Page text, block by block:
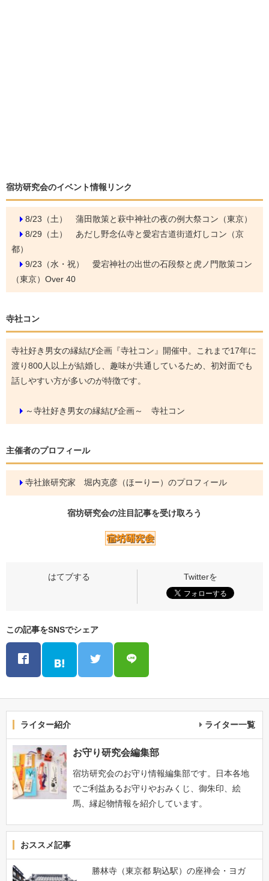
宿坊研究会のイベント情報リンク
8/23（土） 蒲田散策と萩中神社の夜の例大祭コン（東京）
8/29（土） あだし野念仏寺と愛宕古道街道灯しコン（京
都）
9/23（水・祝） 愛宕神社の出世の石段祭と虎ノ門散策コン
（東京）Over 40
寺社コン
寺社好き男女の縁結び企画『寺社コン』開催中。これまで17年に
渡り800人以上が結婚し、趣味が共通しているため、初対面でも
話しやすい方が多いのが特徴です。
～寺社好き男女の縁結び企画～ 寺社コン
主催者のプロフィール
寺社旅研究家 堀内克彦（ほーりー）のプロフィール
宿坊研究会の注目記事を受け取ろう
この記事をSNSでシェア
ライター紹介 ライター一覧
お守り研究会編集部
宿坊研究会のお守り情報編集部です。日本各地
でご利益あるお守りやおみくじ、御朱印、絵
馬、縁起物情報を紹介しています。
おススメ記事
勝林寺（東京都 駒込駅）の座禅会・ヨガ